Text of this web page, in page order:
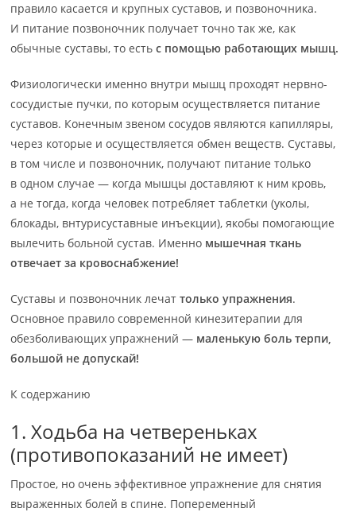
правило касается и крупных суставов, и позвоночника.
И питание позвоночник получает точно так же, как
обычные суставы, то естьс помощью работающих мышц.
Физиологически именно внутри мышц проходят нервно-
сосудистые пучки, по которым осуществляется питание
суставов. Конечным звеном сосудов являются капилляры,
через которые и осуществляется обмен веществ. Суставы,
в том числе и позвоночник, получают питание только
в одном случае — когда мышцы доставляют к ним кровь,
а не тогда, когда человек потребляет таблетки (уколы,
блокады, внтурисуставные инъекции), якобы помогающие
вылечить больной сустав. Именно мышечная ткань
отвечает за кровоснабжение!
Суставы и позвоночник лечаттолько упражнения.
Основное правило современной кинезитерапии для
обезболивающих упражнений — маленькую боль терпи,
большой не допускай!
К содержанию
1. Ходьба на четвереньках
(противопоказаний не имеет)
Простое, но очень эффективное упражнение для снятия
выраженных болей в спине. Попеременный